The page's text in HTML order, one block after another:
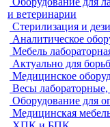
и ветеринарии
Стерилизация и
Аналитическое
Мебель
Актуально для
Медицинское
Весы
Оборудование для
Медицинская